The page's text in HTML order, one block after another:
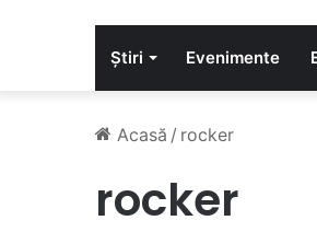
Știri Evenimente
Acasă / rocker
rocker